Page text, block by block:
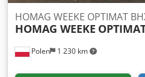
Polen 1 230 km
HOMAG WEEKE OPTIMAT
HOMAG WEEKE